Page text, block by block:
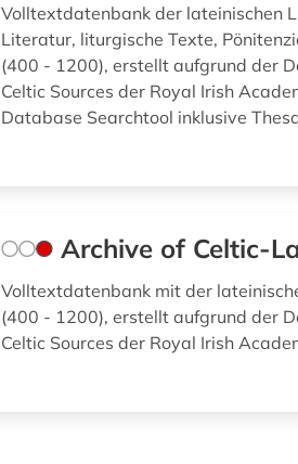
Volltextdatenbank der lateinischen
Literatur, liturgische Texte,
(400 - 1200), erstellt aufgrund der
Celtic Sources der Royal Irish
Database Searchtool inklusive
Archive of Celtic-
Volltextdatenbank mit der
(400 - 1200), erstellt aufgrund der
Celtic Sources der Royal Irish